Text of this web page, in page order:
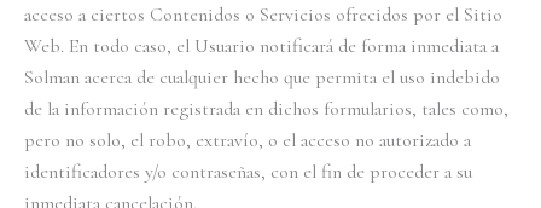
acceso a ciertos Contenidos o Servicios ofrecidos por el Sitio
Web. En todo caso, el Usuario notificará de forma inmediata a
Solman acerca de cualquier hecho que permita el uso indebido
de la información registrada en dichos formularios, tales como,
pero no solo, el robo, extravío, o el acceso no autorizado a
identificadores y/o contraseñas, con el fin de proceder a su
inmediata cancelación.